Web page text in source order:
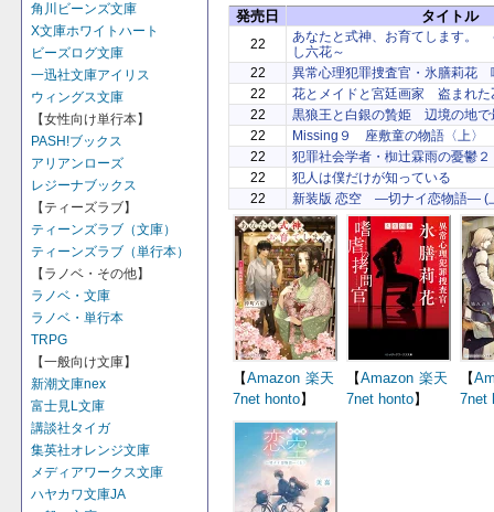
角川ビーンズ文庫
X文庫ホワイトハート
ビーズログ文庫
一迅社文庫アイリス
ウィングス文庫
【女性向け単行本】
PASH!ブックス
アリアンローズ
レジーナブックス
【ティーズラブ】
ティーンズラブ（文庫）
ティーンズラブ（単行本）
【ラノベ・その他】
ラノベ・文庫
ラノベ・単行本
TRPG
【一般向け文庫】
新潮文庫nex
富士見L文庫
講談社タイガ
集英社オレンジ文庫
メディアワークス文庫
ハヤカワ文庫JA
発売日 タイトル
22
あなたと式神、お育てします。
し六花～
22
異常心理犯罪捜査官・氷膳莉花
22
花とメイドと宮廷画家 盗まれた
22
黒狼王と白銀の贄姫 辺境の地で
22
Missing９ 座敷童の物語〈上〉
22
犯罪社会学者・椥辻霖雨の憂鬱
22
犯人は僕だけが知っている
22
新装版 恋空 ―切ナイ恋物語― (
【Amazon 楽天
7net honto】
【Amazon 楽天
7net honto】
【
7net